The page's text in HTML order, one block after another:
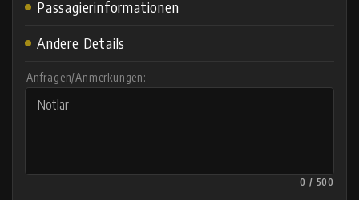
Passagierinformationen
Andere Details
Anfragen/Anmerkungen:
0 / 500